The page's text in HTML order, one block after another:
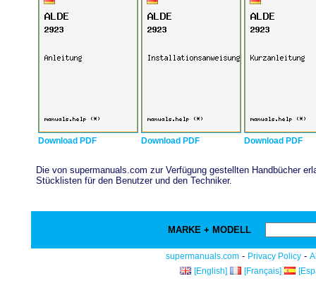
Download PDF Download PDF Download PDF
Die von supermanuals.com zur Verfügung gestellten Handbücher
Stücklisten für den Benutzer und den Techniker.
MARKE + MODELL
supermanuals.com - Privacy Policy -
[English]
[Français]